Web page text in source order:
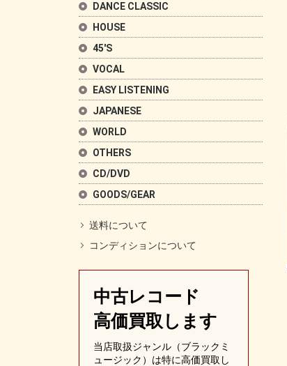
DANCE CLASSIC
HOUSE
45'S
VOCAL
EASY LISTENING
JAPANESE
WORLD
OTHERS
CD/DVD
GOODS/GEAR
送料について
コンディションについて
中古レコード
高価買取します
当店取扱ジャンル（ブラックミ
ュージック）は特に高価買取し